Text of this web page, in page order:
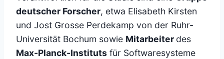
deutscher Forscher, etwa Elisabeth Kirsten
und Jost Grosse Perdekamp von der Ruhr-
Universität Bochum sowie Mitarbeiter des
Max-Planck-Instituts für Softwaresysteme